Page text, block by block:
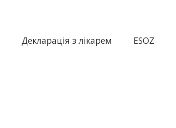
Декларація з лікарем ESOZ